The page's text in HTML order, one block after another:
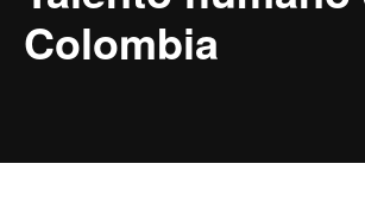
Colombia